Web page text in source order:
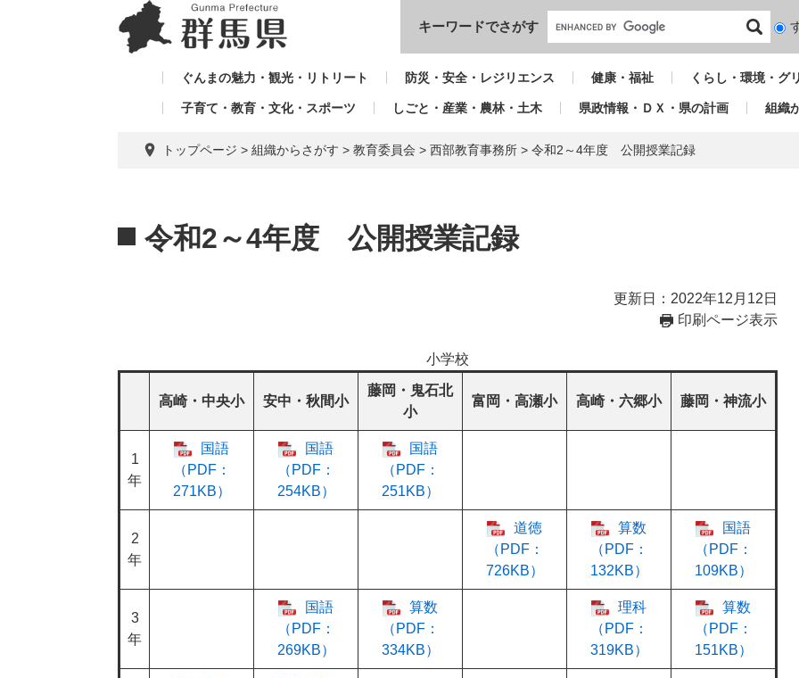
本文へ
キーワードでさがす
検
対
ぐんまの魅力・観光・リトリート 防災・安全・レジリエンス 健康・福祉 くらし・環境・グ
子育て・教育・文化・スポーツ しごと・産業・農林・土木 県政情報・ＤＸ・県の計画 組織
トップページ > 組織からさがす > 教育委員会 > 西部教育事務所 > 令和2～4年度 公開授業記録
文
令和2～4年度 公開授業記録
更新日：2022年12月12日
印刷ページ表示
小学校
高崎・中央小 安中・秋間小
藤岡・鬼石北
小
富岡・高瀬小 高崎・六郷小 藤岡・神流小
1
年
国語
（PDF：
271KB）
国語
（PDF：
254KB）
国語
（PDF：
251KB）
2
年
道徳
（PDF：
726KB）
算数
（PDF：
132KB）
国語
（PDF：
109KB）
3
年
国語
（PDF：
269KB）
算数
（PDF：
334KB）
理科
（PDF：
319KB）
算数
（PDF：
151KB）